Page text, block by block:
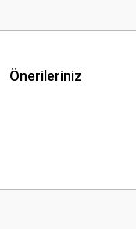
Önerileriniz